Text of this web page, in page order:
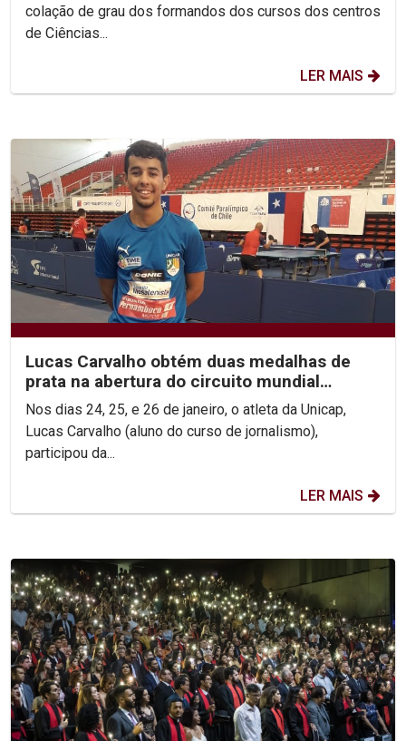
colação de grau dos formandos dos cursos dos centros
de Ciências...
LER MAIS
Lucas Carvalho obtém duas medalhas de
prata na abertura do circuito mundial
paralímpico
Nos dias 24, 25, e 26 de janeiro, o atleta da Unicap,
Lucas Carvalho (aluno do curso de jornalismo),
participou da...
LER MAIS